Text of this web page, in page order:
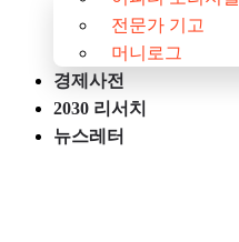
전문가 기고
머니로그
경제사전
2030 리서치
뉴스레터